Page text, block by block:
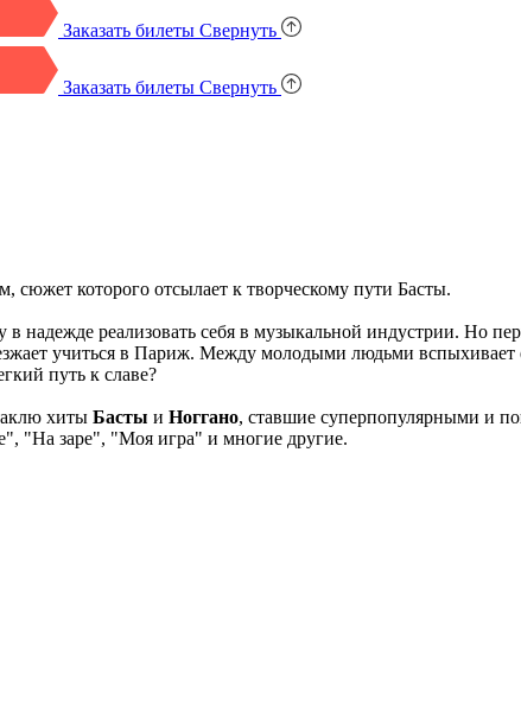
Заказать билеты Свернуть
Заказать билеты Свернуть
сюжет которого отсылает к творческому пути Басты.
реализовать себя в музыкальной индустрии. Но
учиться в Париж. Между молодыми людьми
путь к славе?
хиты Басты и Ноггано, ставшие суперпопулярными и
"На заре", "Моя игра" и многие другие.